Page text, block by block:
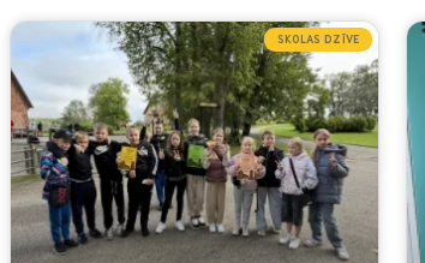
SKOLAS DZĪVE